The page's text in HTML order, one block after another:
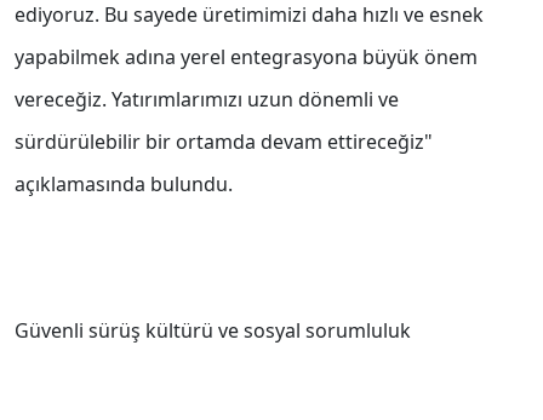
ediyoruz. Bu sayede üretimimizi daha hızlı ve esnek
yapabilmek adına yerel entegrasyona büyük önem
vereceğiz. Yatırımlarımızı uzun dönemli ve
sürdürülebilir bir ortamda devam ettireceğiz"
açıklamasında bulundu.
Güvenli sürüş kültürü ve sosyal sorumluluk